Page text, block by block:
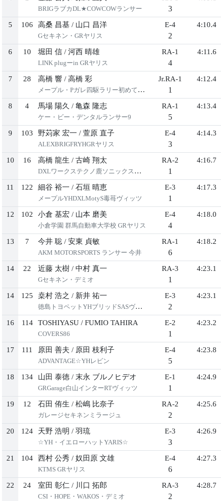
BRIGラブカDL★COWCOWランサー 3
5 106 高桑 昌基 / 山口 昌洋
Gセキネン・GRヤリス
E-4
2
4:10.4
6 10 堀田 信 / 河西 晴雄
LINK plugーin GRヤリス
RA-1
4
4:11.6
7 28 高橋 響 / 高橋 彩
メープル・Pガレ四駆ラリー初めてランサー
Jr.RA-1
1
4:12.4
8 4 馬場 陽久 / 亀森 隆志
ケー・ビー・デンタルランサー9
RA-1
5
4:13.4
9 103 野苅家 宏一 / 萱原 直子
ALEXBRIGFRYHGRヤリス
E-4
3
4:14.3
10 16 高橋 龍生 / 古崎 翔太
DXLワークステクノ鹿ソニックスイフト
RA-2
1
4:16.7
11 122 細谷 裕一 / 石垣 晴恵
メープルYHDXLMotyS毒苺ヴィッツ
E-3
1
4:17.3
12 102 小倉 基宏 / 山本 磨美
小倉学園 群馬自動車大学校 GRヤリス
E-4
4
4:18.0
13 7 今井 聡 / 安東 貞敏
AKM МOTORSPORTS ランサー 今井
RA-1
6
4:18.2
14 22 近藤 太樹 / 中村 真一
Gセキネン・デミオ
RA-3
1
4:23.1
14 125 桒村 浩之 / 新井 祐一
徳島トヨペットYHブリッドSASヴィッツ
E-3
2
4:23.1
16 114 TOSHIYASU / FUMIO TAHIRA
COVERS86
E-2
1
4:23.2
17 111 原田 善夫 / 原田 枝利子
ADVANTAGE☆YHレビン
E-4
5
4:23.8
18 134 山田 泰徳 / 末永 ブルノヒデオ
GRGarage白山インターRTヴィッツ
E-1
1
4:24.9
19 12 石田 侑生 / 松嶋 比奈子
ガレージセキネンミラージュ
RA-2
2
4:25.6
20 124 天野 浩明 / 羽琉
☆YH・イエローハットYARIS☆
E-3
3
4:26.9
21 104 西村 公秀 / 奴田原 文雄
KTMS GRヤリス
E-4
6
4:27.3
22 24 室田 彰仁 / 川口 拓郎
CSI・HOPE・WAKOS・デミオ
RA-3
2
4:28.7